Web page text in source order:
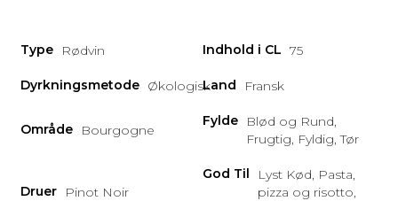
Type Rødvin Indhold i CL 75
Dyrkningsmetode ØkologiskLand Fransk
Område Bourgogne
Fylde
Blød og Rund,
Frugtig, Fyldig, Tør
Druer Pinot Noir
God Til
Lyst Kød, Pasta,
pizza og risotto,